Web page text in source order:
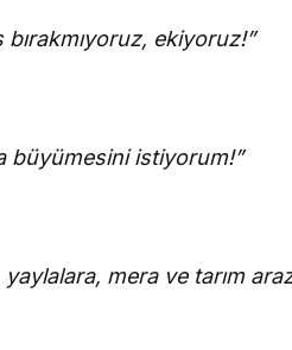
bırakmıyoruz, ekiyoruz!”
büyümesini istiyorum!”
mera ve tarım